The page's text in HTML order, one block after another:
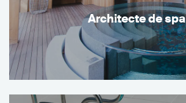
Architecte de spa